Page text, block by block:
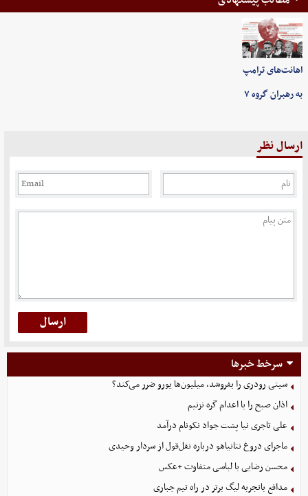
اهانت‌های ترامپ
به رهبران گروه ۷
ارسال نظر
سرخط خبرها
سیتی رودری را بفروشد، میلیون‌ها یورو ضرر می‌کند؟
اذان صبح را با اعدام گره نزنیم
علی تاجری‌ نیا پشت جواد نکونام درآمد
ماجرای دروغ نتانیاهو درباره نقل‌قول از سردار وحیدی
محسن رضایی با لباسی متفاوت +عکس
مدافع باتجربه لیگ برتر در راه تیم جباری